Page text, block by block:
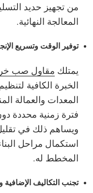
من تجهيز حديد
المعالجة النهائية.
توفير الوقت وتسريع
يمتلك مقاول صب
الخبرة الكافية
المعدات والعمالة
فترة زمنية محددة
ويساهم ذلك في
استكمال مراحل
المخطط له.
تجنب التكاليف الإضافية